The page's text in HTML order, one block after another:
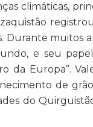
climáticas,
Durante muitos
e seu
da Europa”.
de
do